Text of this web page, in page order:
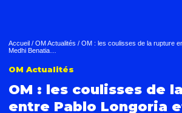
Accueil / OM Actualités / OM : les coulisses de la rupture
Medhi Benatia…
OM Actualités
OM : les coulisses de
entre Pablo Longoria